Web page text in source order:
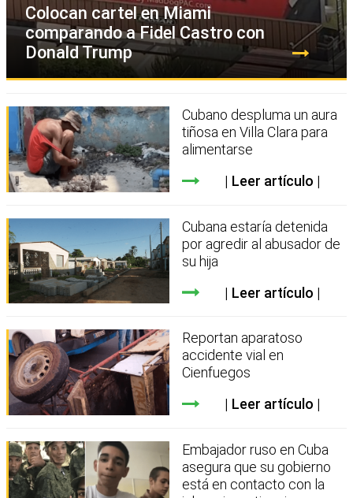
Colocan cartel en Miami
comparando a Fidel Castro con
Donald Trump
Cubano despluma un aura
tiñosa en Villa Clara para
alimentarse
Leer artículo
Cubana estaría detenida
por agredir al abusador de
su hija
Leer artículo
Reportan aparatoso
accidente vial en
Cienfuegos
Leer artículo
Embajador ruso en Cuba
asegura que su gobierno
está en contacto con la